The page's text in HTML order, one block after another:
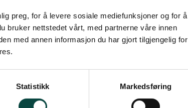
preg, for å levere sosiale mediefunksjoner og for å
bruker nettstedet vårt, med partnerne våre innen
med annen informasjon du har gjort tilgjengelig for
Statistikk Markedsføring
invitere deg til å bli med som
over viktige arbeidsområder